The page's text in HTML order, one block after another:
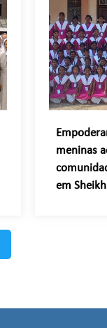
meninas
em